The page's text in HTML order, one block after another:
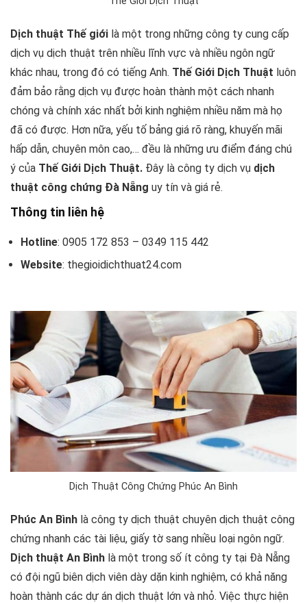
Dịch thuật Thế giới là một trong những công ty cung cấp
dịch vụ dịch thuật trên nhiều lĩnh vực và nhiều ngôn ngữ
khác nhau, trong đó có tiếng Anh. Thế Giới Dịch Thuật luôn
đảm bảo rằng dịch vụ được hoàn thành một cách nhanh
chóng và chính xác nhất bởi kinh nghiệm nhiều năm mà họ
đã có được. Hơn nữa, yếu tố bảng giá rõ ràng, khuyến mãi
hấp dẫn, chuyên môn cao,… đều là những ưu điểm đáng chú
ý của Thế Giới Dịch Thuật. Đây là công ty dịch vụ dịch
thuật công chứng Đà Nẵng uy tín và giá rẻ.
Thông tin liên hệ
Hotline: 0905 172 853​ – 0349 115 442
Website: thegioidichthuat24.com
Dịch Thuật Công Chứng Phúc An Bình
Phúc An Bình là công ty dịch thuật chuyên dịch thuật công
chứng nhanh các tài liệu, giấy tờ sang nhiều loại ngôn ngữ.
Dịch thuật An Bình là một trong số ít công ty tại Đà Nẵng
có đội ngũ biên dịch viên dày dặn kinh nghiệm, có khả năng
hoàn thành các dự án dịch thuật lớn và nhỏ. Việc thực hiện